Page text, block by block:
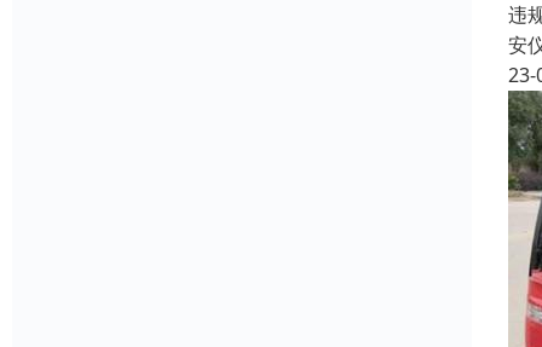
违
安
23-